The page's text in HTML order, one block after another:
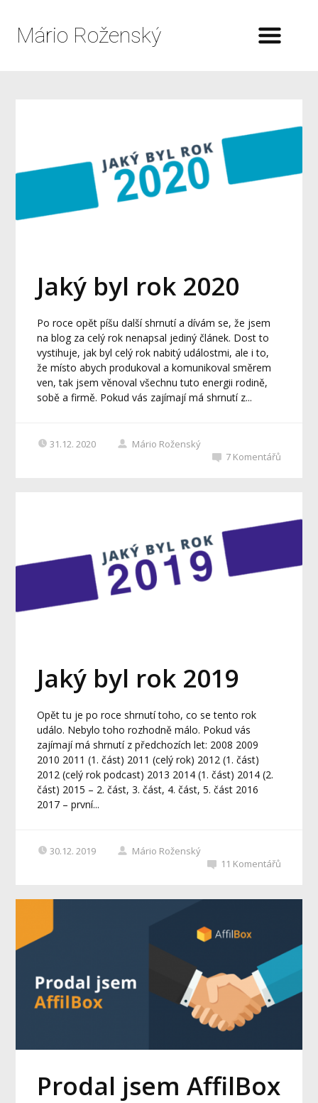
Mário Roženský
Jaký byl rok 2020
Po roce opět píšu další shrnutí a dívám se, že jsem
na blog za celý rok nenapsal jediný článek. Dost to
vystihuje, jak byl celý rok nabitý událostmi, ale i to,
že místo abych produkoval a komunikoval směrem
ven, tak jsem věnoval všechnu tuto energii rodině,
sobě a firmě. Pokud vás zajímají má shrnutí z...
31.12. 2020
Mário Roženský
7 Komentářů
Jaký byl rok 2019
Opět tu je po roce shrnutí toho, co se tento rok
událo. Nebylo toho rozhodně málo. Pokud vás
zajímají má shrnutí z předchozích let: 2008 2009
2010 2011 (1. část) 2011 (celý rok) 2012 (1. část)
2012 (celý rok podcast) 2013 2014 (1. část) 2014 (2.
část) 2015 – 2. část, 3. část, 4. část, 5. část 2016
2017 – první...
30.12. 2019
Mário Roženský
11 Komentářů
Prodal jsem AffilBox